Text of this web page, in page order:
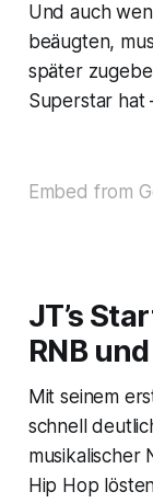
Und auch
beäugten,
später
Superstar hat
Embed from
JT’s
RNB
Mit seinem
schnell
musikalischer
Hip Hop